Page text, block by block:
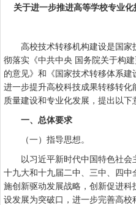
关于进一步推进高等学校专业
高校技术转移机构建设是国家
彻落实《中共中央 国务院关于构
的意见》和《国家技术转移体系建
进一步提升高校科技成果转移转
质量建设和专业化发展，提出以下
一、总体要求
（一）指导思想。
以习近平新时代中国特色社会
十九大和十九届二中、三中、四
施创新驱动发展战略，创新促进
设发展为突破口，进一步完善高